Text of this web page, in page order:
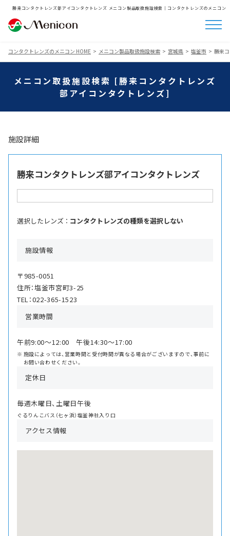
勝来コンタクトレンズ部アイコンタクトレンズ メニコン製品取扱施設検索│コンタクトレンズのメニコン
コンタクトレンズのメニコン HOME メニコン製品取扱施設検索 宮城県 塩釜市 勝来
メニコン取扱施設検索 [勝来コンタクトレンズ
部アイコンタクトレンズ]
施設詳細
勝来コンタクトレンズ部アイコンタクトレンズ
選択したレンズ ： コンタクトレンズの種類を選択しない
施設情報
〒985-0051
住所：塩釜市宮町3-25
TEL：022-365-1523
営業時間
午前9:00〜12:00 午後14:30〜17:00
施設によっては、営業時間と受付時間が異なる場合がございますので、事前に
お問い合わせください。
定休日
毎週木曜日、土曜日午後
ぐるりんこバス（七ヶ浜）塩釜神社入り口
アクセス情報